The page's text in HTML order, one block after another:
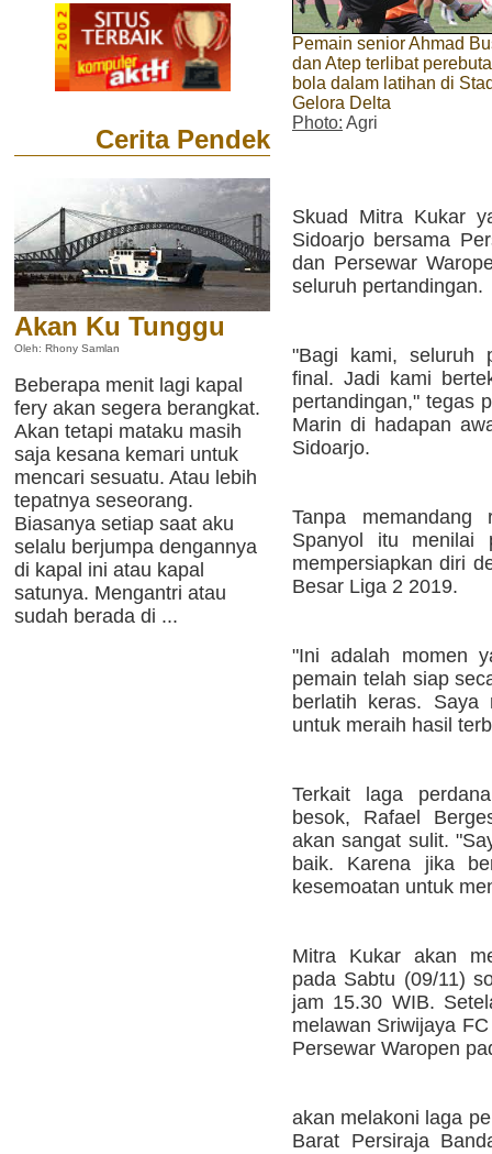
Cerita Pendek
Akan Ku Tunggu
Oleh: Rhony Samlan
Beberapa menit lagi kapal
fery akan segera berangkat.
Akan tetapi mataku masih
saja kesana kemari untuk
mencari sesuatu. Atau lebih
tepatnya seseorang.
Biasanya setiap saat aku
selalu berjumpa dengannya
di kapal ini atau kapal
satunya. Mengantri atau
sudah berada di ...
Pemain senior Ahmad
dan Atep terlibat
bola dalam latihan di
Gelora Delta
Photo: Agri
Skuad Mitra Kukar
Sidoarjo bersama
dan Persewar
seluruh pertandingan.
"Bagi kami, seluruh
final. Jadi kami
pertandingan," tegas
Marin di hadapan
Sidoarjo.
Tanpa
Spanyol itu menilai
mempersiapkan diri
Besar Liga 2 2019.
"Ini adalah momen
pemain telah siap
berlatih keras. Saya
untuk meraih hasil
Terkait laga
besok, Rafael
akan sangat sulit.
baik. Karena jika
kesemoatan untuk
Mitra Kukar akan
pada Sabtu (09/11)
jam 15.30 WIB.
melawan Sriwijaya
Persewar Waropen
akan melakoni laga
Barat Persiraja